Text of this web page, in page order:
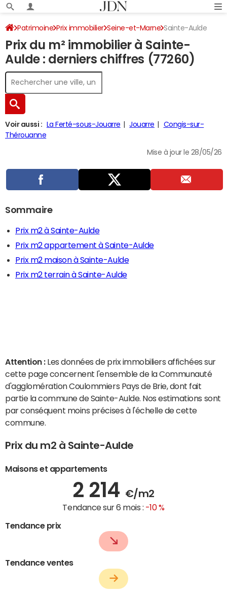
Patrimoine Prix immobilier Seine-et-Marne Sainte-Aulde
Prix du m² immobilier à Sainte-
Aulde : derniers chiffres (77260)
Voir aussi : La Ferté-sous-Jouarre Jouarre
Congis-sur-
Thérouanne
Mise à jour le 28/05/26
Sommaire
Prix m2 à Sainte-Aulde
Prix m2 appartement à Sainte-Aulde
Prix m2 maison à Sainte-Aulde
Prix m2 terrain à Sainte-Aulde
Attention : Les données de prix immobiliers affichées sur
cette page concernent l'ensemble de la Communauté
d'agglomération Coulommiers Pays de Brie, dont fait
partie la commune de Sainte-Aulde. Nos estimations sont
par conséquent moins précises à l'échelle de cette
commune.
Prix du m2 à Sainte-Aulde
Maisons et appartements
2 214 €/m2
Tendance sur 6 mois : -10 %
Tendance prix
Tendance ventes